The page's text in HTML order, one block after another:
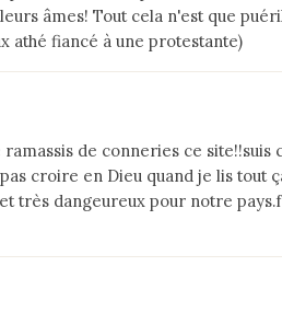
âmes! Tout cela n'est que
athé fiancé à une protestante)
de conneries ce site!!suis
croire en Dieu quand je lis tout
très dangeureux pour notre